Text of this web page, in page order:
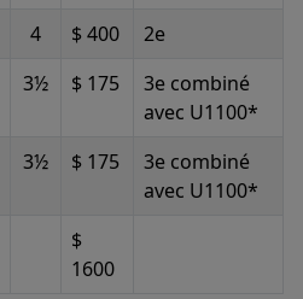
4 $ 400
2e
3½ $ 175
3e combiné
avec U1100*
3½ $ 175
3e combiné
avec U1100*
$
1600